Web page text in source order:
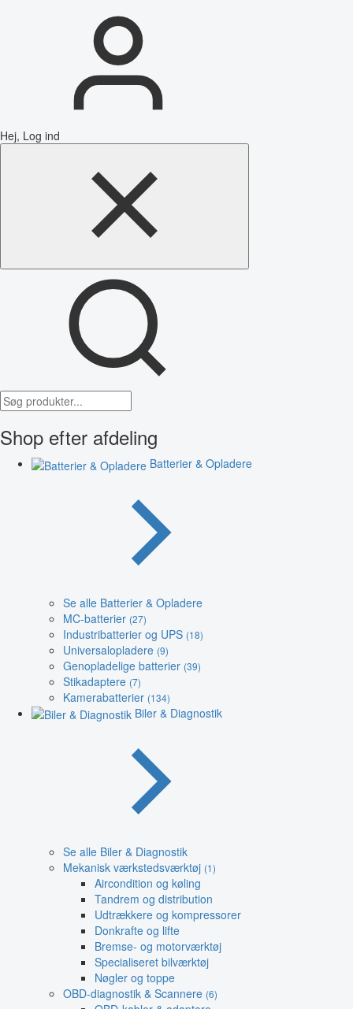
Hej, Log ind
Shop efter afdeling
Batterier & Opladere
Se alle Batterier & Opladere
MC-batterier (27)
Industribatterier og UPS (18)
Universalopladere (9)
Genopladelige batterier (39)
Stikadaptere (7)
Kamerabatterier (134)
Biler & Diagnostik
Se alle Biler & Diagnostik
Mekanisk værkstedsværktøj (1)
Aircondition og køling
Tandrem og distribution
Udtrækkere og kompressorer
Donkrafte og lifte
Bremse- og motorværktøj
Specialiseret bilværktøj
Nøgler og toppe
OBD-diagnostik & Scannere (6)